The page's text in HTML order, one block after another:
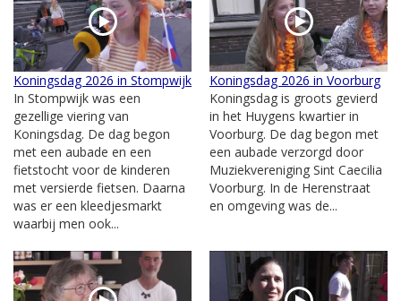
Koningsdag 2026 in Stompwijk
In Stompwijk was een
gezellige viering van
Koningsdag. De dag begon
met een aubade en een
fietstocht voor de kinderen
met versierde fietsen. Daarna
was er een kleedjesmarkt
waarbij men ook...
Koningsdag 2026 in Voorburg
Koningsdag is groots gevierd
in het Huygens kwartier in
Voorburg. De dag begon met
een aubade verzorgd door
Muziekvereniging Sint Caecilia
Voorburg. In de Herenstraat
en omgeving was de...